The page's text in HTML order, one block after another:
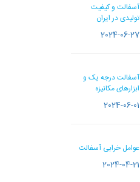
آسفالت و کیفیت
تولیدی در ایران
2024-06-27
آسفالت درجه یک و
ابزارهای مکانیزه
2024-06-01
عوامل خرابی آسفالت
2024-04-21